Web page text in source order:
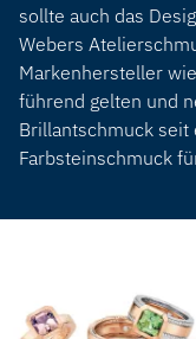
sollte auch das
Webers
Markenhersteller
führend gelten und
Brillantschmuck
Farbsteinschmuck